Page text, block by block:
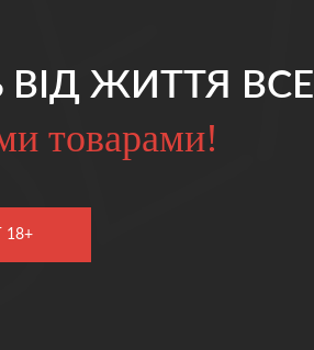
ВІД ЖИТТЯ ВСЕ
товарами!
18+